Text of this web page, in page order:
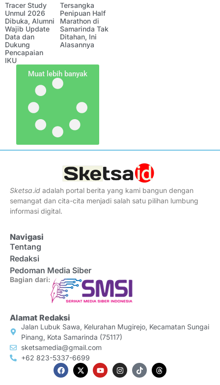
Tracer Study
Unmul 2026
Dibuka, Alumni
Wajib Update
Data dan
Dukung
Pencapaian
IKU
Tersangka
Penipuan Half
Marathon di
Samarinda Tak
Ditahan, Ini
Alasannya
Muat lebih banyak
Sketsa.id adalah portal berita yang kami bangun dengan
semangat dan cita-cita menjadi salah satu pilihan lumbung
informasi digital.
Navigasi
Tentang
Redaksi
Pedoman Media Siber
Bagian dari:
Alamat Redaksi
Jalan Lubuk Sawa, Kelurahan Mugirejo, Kecamatan Sungai
Pinang, Kota Samarinda (75117)
sketsamedia@gmail.com
+62 823-5337-6699